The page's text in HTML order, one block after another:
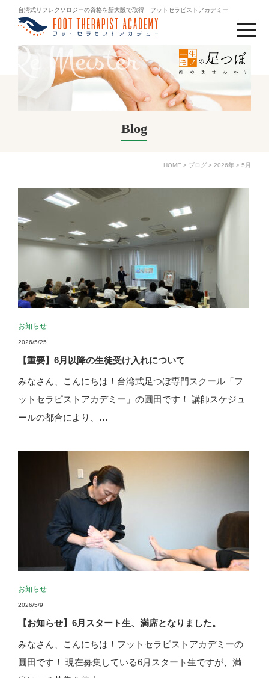
台湾式リフレクソロジーの資格を新大阪で取得 フットセラピストアカデミー
toggle
Blog
HOME > ブログ >2026年 >5月
お知らせ
2026/5/25
【重要】6月以降の生徒受け入れについて
みなさん、こんにちは！台湾式足つぼ専門スクール「フ
ットセラピストアカデミー」の圓田です！ 講師スケジュ
ールの都合により、…
お知らせ
2026/5/9
【お知らせ】6月スタート生、満席となりました。
みなさん、こんにちは！フットセラピストアカデミーの
圓田です！ 現在募集している6月スタート生ですが、満